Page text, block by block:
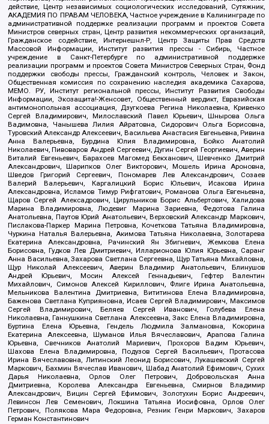
действие, Центр независимых социологических исследований, Сутяжник,
АКАДЕМИЯ ПО ПРАВАМ ЧЕЛОВЕКА, Частное учреждение в Калининграде по
административной поддержке реализации программ и проектов Совета
Министров северных стран, Центр развития некоммерческих организаций,
Гражданское содействие, Интернешнл-Р, Центр Защиты Прав Средств
Массовой Информации, Институт развития прессы - Сибирь, Частное
учреждение в Санкт-Петербурге по административной поддержке
реализации программ и проектов Совета Министров Северных Стран, Фонд
поддержки свободы прессы, Гражданский контроль, Человек и Закон,
Общественная комиссия по сохранению наследия академика Сахарова,
МЕМО. РУ, Институт региональной прессы, Институт Развития Свободы
Информации, Экозащита!-Женсовет, Общественный вердикт, Евразийская
антимонопольная ассоциация, Дзугкоева Регина Николаевна, Кривенко
Сергей Владимирович, Милославский Павел Юрьевич, Шнырова Ольга
Вадимовна, Чанышева Лилия Айратовна, Сидорович Ольга Борисовна,
Туровский Александр Алексеевич, Васильева Анастасия Евгеньевна, Ривина
Анна Валерьевна, Бурдина Юлия Владимировна, Бойко Анатолий
Николаевич, Пивоваров Андрей Сергеевич, Дугин Сергей Георгиевич, Аверин
Виталий Евгеньевич, Барахоев Магомед Бекханович, Шевченко Дмитрий
Александрович, Шарипков Олег Викторович, Мошель Ирина Ароновна,
Шведов Григорий Сергеевич, Пономарев Лев Александрович, Созаев
Валерий Валерьевич, Каргалицкий Борис Юльевич, Исакова Ирина
Александровна, Исламов Тимур Рифгатович, Романова Ольга Евгеньевна,
Щаров Сергей Алексадрович, Цирульников Борис Альбертович, Халидова
Марина Владимировна, Людевиг Марина Зариевна, Федотова Галина
Анатольевна, Паутов Юрий Анатольевич, Верховский Александр Маркович,
Пислакова-Паркер Марина Петровна, Кочеткова Татьяна Владимировна,
Чуркина Наталья Валерьевна, Акимова Татьяна Николаевна, Золотарева
Екатерина Александровна, Рачинский Ян Збигневич, Жемкова Елена
Борисовна, Гудков Лев Дмитриевич, Илларионова Юлия Юрьевна, Саранг
Анна Васильевна, Захарова Светлана Сергеевна, Щур Татьяна Михайловна,
Щур Николай Алексеевич, Аверин Владимир Анатольевич, Блинушов
Андрей Юрьевич, Мосин Алексей Геннадьевич, Гефтер Валентин
Михайлович, Симонов Алексей Кириллович, Флиге Ирина Анатольевна,
Мельникова Валентина Дмитриевна, Вититинова Елена Владимировна,
Баженова Светлана Куприяновна, Исаев Сергей Владимирович, Максимов
Сергей Владимирович, Беляев Сергей Иванович, Голубева Елена
Николаевна, Ганнушкина Светлана Алексеевна, Закс Елена Владимировна,
Буртина Елена Юрьевна, Гендель Людмила Залмановна, Кокорина
Екатерина Алексеевна, Шуманов Илья Вячеславович, Арапова Галина
Юрьевна, Свечников Анатолий Мариевич, Прохоров Вадим Юрьевич,
Шахова Елена Владимировна, Подузов Сергей Васильевич, Протасова
Ирина Вячеславовна, Литинский Леонид Борисович, Лукашевский Сергей
Маркович, Бахмин Вячеслав Иванович, Шабад Анатолий Ефимович, Сухих
Дарья Николаевна, Орлов Олег Петрович, Добровольская Анна
Дмитриевна, Королева Александра Евгеньевна, Смирнов Владимир
Александрович, Вицин Сергей Ефимович, Золотухин Борис Андреевич,
Левинсон Лев Семенович, Локшина Татьяна Иосифовна, Орлов Олег
Петрович, Полякова Мара Федоровна, Резник Генри Маркович, Захаров
Герман Константинович